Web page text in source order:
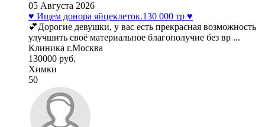
05 Августа 2026
♥️ Ищем донора яйцеклеток.130 000 тр ♥️
💕Дорогие девушки, у вас есть прекрасная возможность
улучшить своё материальное благополучие без вр ...
Клиника г.Москва
130000 руб.
Химки
50